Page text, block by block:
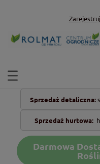
Sprzedaż detaliczna:
Sprzedaż hurtowa:
Darmowa